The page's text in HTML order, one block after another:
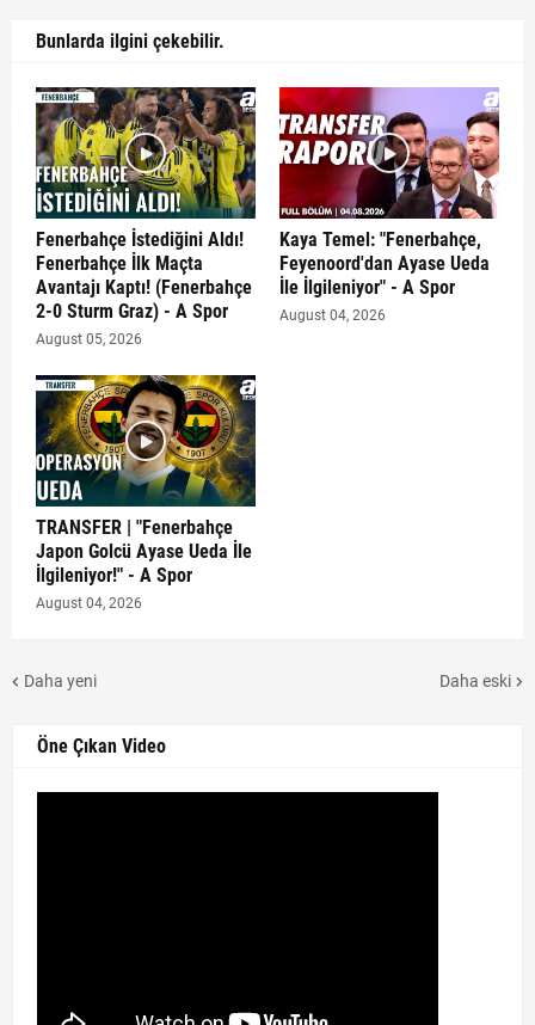
Bunlarda ilgini çekebilir.
Fenerbahçe İstediğini Aldı!
Fenerbahçe İlk Maçta
Avantajı Kaptı! (Fenerbahçe
2-0 Sturm Graz) - A Spor
August 05, 2026
Kaya Temel: "Fenerbahçe,
Feyenoord'dan Ayase Ueda
İle İlgileniyor" - A Spor
August 04, 2026
TRANSFER | "Fenerbahçe
Japon Golcü Ayase Ueda İle
İlgileniyor!" - A Spor
August 04, 2026
Daha yeni Daha eski
Öne Çıkan Video